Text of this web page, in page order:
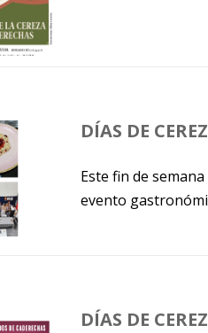
DÍAS DE
Este fin de
evento
DÍAS DE